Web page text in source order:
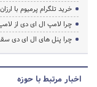
خرید تلگرام پرمیوم با
چرا لامپ ال ای دی از
چرا پنل های ال ای دی
اخبار مرتبط با حوزه